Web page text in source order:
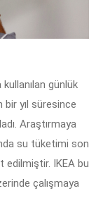
kullanılan günlük
bir yıl süresince
Araştırmaya
su tüketimi son
edilmiştir. IKEA bu
çalışmaya